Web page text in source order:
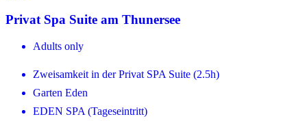
Privat Spa Suite am Thunersee
Adults only
Zweisamkeit in der Privat SPA Suite (2.5h)
Garten Eden
EDEN SPA (Tageseintritt)